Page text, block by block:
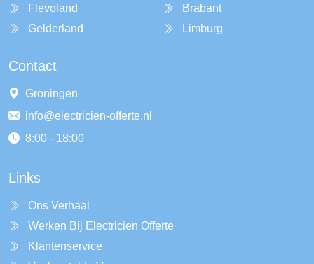
Flevoland
Gelderland
Brabant
Limburg
Contact
Groningen
info@electricien-offerte.nl
8:00 - 18:00
Links
Ons Verhaal
Werken Bij Electricien Offerte
Klantenservice